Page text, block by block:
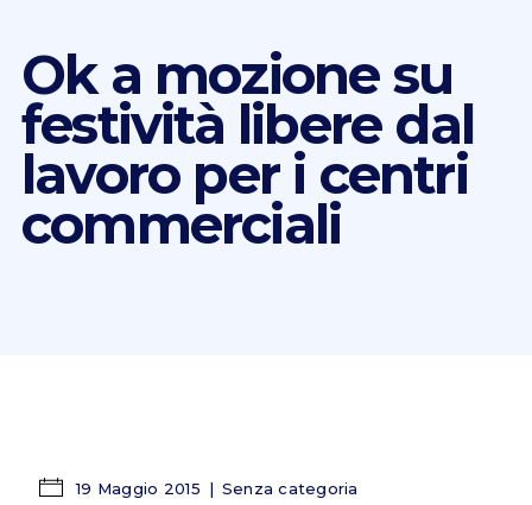
Ok a mozione su
festività libere dal
lavoro per i centri
commerciali
19 Maggio 2015 Senza categoria